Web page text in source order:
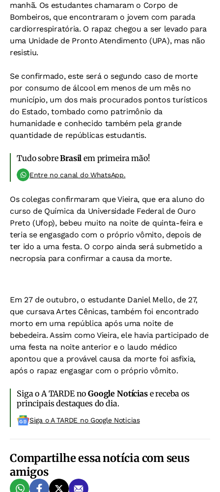
manhã. Os estudantes chamaram o Corpo de
Bombeiros, que encontraram o jovem com parada
cardiorrespiratória. O rapaz chegou a ser levado para
uma Unidade de Pronto Atendimento (UPA), mas não
resistiu.
Se confirmado, este será o segundo caso de morte
por consumo de álcool em menos de um mês no
município, um dos mais procurados pontos turísticos
do Estado, tombado como patrimônio da
humanidade e conhecido também pela grande
quantidade de repúblicas estudantis.
Tudo sobreBrasil em primeira mão!
Entre no canal do WhatsApp.
Os colegas confirmaram que Vieira, que era aluno do
curso de Química da Universidade Federal de Ouro
Preto (Ufop), bebeu muito na noite de quinta-feira e
teria se engasgado com o próprio vômito, depois de
ter ido a uma festa. O corpo ainda será submetido a
necropsia para confirmar a causa da morte.
Em 27 de outubro, o estudante Daniel Mello, de 27,
que cursava Artes Cênicas, também foi encontrado
morto em uma república após uma noite de
bebedeira. Assim como Vieira, ele havia participado de
uma festa na noite anterior e o laudo médico
apontou que a provável causa da morte foi asfixia,
após o rapaz engasgar com o próprio vômito.
Siga o A TARDE noGoogle Notíciase receba os
principais destaques do dia.
Siga o A TARDE no Google Noticias
Compartilhe essa notícia com seus
amigos